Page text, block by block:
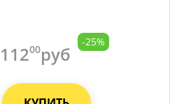
11200руб
-25%